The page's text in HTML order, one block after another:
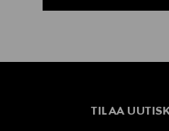
TILAA